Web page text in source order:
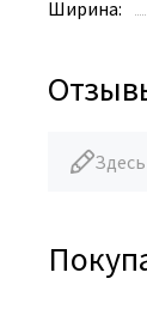
Ширина: